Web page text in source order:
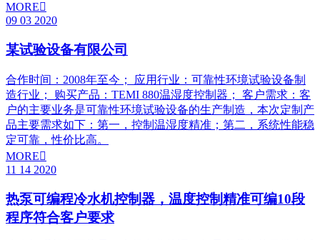
MORE
09 03 2020
某试验设备有限公司
合作时间：2008年至今； 应用行业：可靠性环境试验设备制
造行业； 购买产品：TEMI 880温湿度控制器； 客户需求：客
户的主要业务是可靠性环境试验设备的生产制造，本次定制产
品主要需求如下：第一，控制温湿度精准；第二，系统性能稳
定可靠，性价比高。
MORE
11 14 2020
热泵可编程冷水机控制器，温度控制精准可编10段
程序符合客户要求